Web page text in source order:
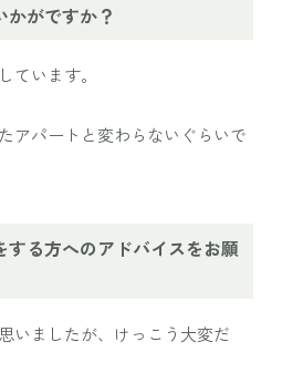
かがですか？
ています。
アパートと変わらないぐらいで
する方へのアドバイスをお願
いましたが、けっこう大変だ